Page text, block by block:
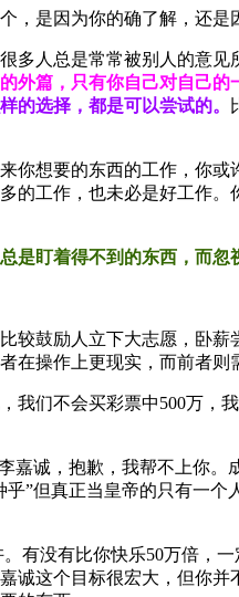
，是因为你的确了解，还
多人总是常常被别人的意
篇，只有你自己对自己
的选择，都是可以尝试的。
你想要的东西的工作，你
的工作，也未必是好工作
是盯着得不到的东西，而忽
较鼓励人立下大志愿，卧
操作上更现实，而前者则
们不会买彩票中500万
嘉诚，抱歉，我帮不上你
”但真正当皇帝的只有一
有没有比你快乐50万倍
诚这个目标很宏大，但你